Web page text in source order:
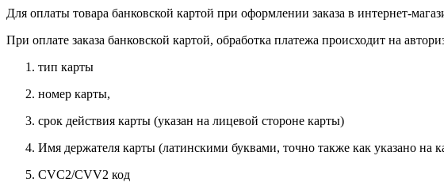
Для оплаты товара банковской картой при оформлении заказа в интернет-
При оплате заказа банковской картой, обработка платежа происходит на
тип карты
номер карты,
срок действия карты (указан на лицевой стороне карты)
Имя держателя карты (латинскими буквами, точно также как указано на
CVC2/CVV2 код